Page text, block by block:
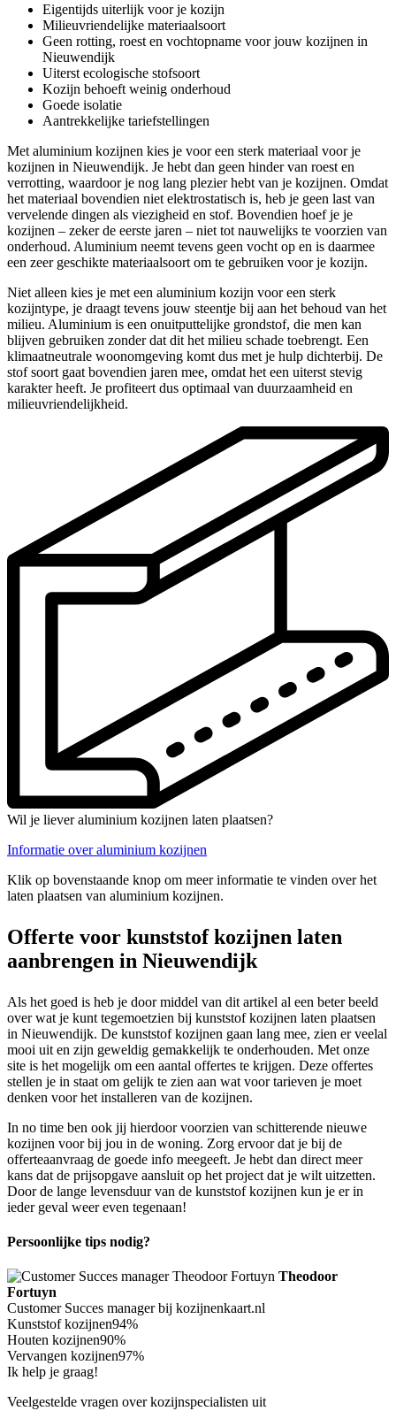
Eigentijds uiterlijk voor je kozijn
Milieuvriendelijke materiaalsoort
Geen rotting, roest en vochtopname voor jouw kozijnen in
Nieuwendijk
Uiterst ecologische stofsoort
Kozijn behoeft weinig onderhoud
Goede isolatie
Aantrekkelijke tariefstellingen
Met aluminium kozijnen kies je voor een sterk materiaal voor je
kozijnen in Nieuwendijk. Je hebt dan geen hinder van roest en
verrotting, waardoor je nog lang plezier hebt van je kozijnen. Omdat
het materiaal bovendien niet elektrostatisch is, heb je geen last van
vervelende dingen als viezigheid en stof. Bovendien hoef je je
kozijnen – zeker de eerste jaren – niet tot nauwelijks te voorzien van
onderhoud. Aluminium neemt tevens geen vocht op en is daarmee
een zeer geschikte materiaalsoort om te gebruiken voor je kozijn.
Niet alleen kies je met een aluminium kozijn voor een sterk
kozijntype, je draagt tevens jouw steentje bij aan het behoud van het
milieu. Aluminium is een onuitputtelijke grondstof, die men kan
blijven gebruiken zonder dat dit het milieu schade toebrengt. Een
klimaatneutrale woonomgeving komt dus met je hulp dichterbij. De
stof soort gaat bovendien jaren mee, omdat het een uiterst stevig
karakter heeft. Je profiteert dus optimaal van duurzaamheid en
milieuvriendelijkheid.
Wil je liever aluminium kozijnen laten plaatsen?
Informatie over aluminium kozijnen
Klik op bovenstaande knop om meer informatie te vinden over het
laten plaatsen van aluminium kozijnen.
Offerte voor kunststof kozijnen laten
aanbrengen in Nieuwendijk
Als het goed is heb je door middel van dit artikel al een beter beeld
over wat je kunt tegemoetzien bij kunststof kozijnen laten plaatsen
in Nieuwendijk. De kunststof kozijnen gaan lang mee, zien er veelal
mooi uit en zijn geweldig gemakkelijk te onderhouden. Met onze
site is het mogelijk om een aantal offertes te krijgen. Deze offertes
stellen je in staat om gelijk te zien aan wat voor tarieven je moet
denken voor het installeren van de kozijnen.
In no time ben ook jij hierdoor voorzien van schitterende nieuwe
kozijnen voor bij jou in de woning. Zorg ervoor dat je bij de
offerteaanvraag de goede info meegeeft. Je hebt dan direct meer
kans dat de prijsopgave aansluit op het project dat je wilt uitzetten.
Door de lange levensduur van de kunststof kozijnen kun je er in
ieder geval weer even tegenaan!
Persoonlijke tips nodig?
Theodoor
Fortuyn
Customer Succes manager bij kozijnenkaart.nl
Kunststof kozijnen94%
Houten kozijnen90%
Vervangen kozijnen97%
Ik help je graag!
Veelgestelde vragen over kozijnspecialisten uit